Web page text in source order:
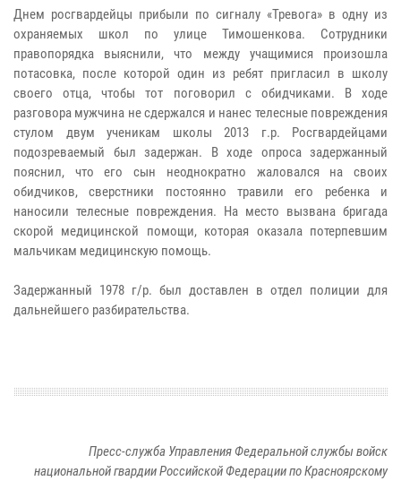
Днем росгвардейцы прибыли по сигналу «Тревога» в одну из
охраняемых школ по улице Тимошенкова. Сотрудники
правопорядка выяснили, что между учащимися произошла
потасовка, после которой один из ребят пригласил в школу
своего отца, чтобы тот поговорил с обидчиками. В ходе
разговора мужчина не сдержался и нанес телесные повреждения
стулом двум ученикам школы 2013 г.р. Росгвардейцами
подозреваемый был задержан. В ходе опроса задержанный
пояснил, что его сын неоднократно жаловался на своих
обидчиков, сверстники постоянно травили его ребенка и
наносили телесные повреждения. На место вызвана бригада
скорой медицинской помощи, которая оказала потерпевшим
мальчикам медицинскую помощь.
Задержанный 1978 г/р. был доставлен в отдел полиции для
дальнейшего разбирательства.
Пресс-служба Управления Федеральной службы войск
национальной гвардии Российской Федерации по Красноярскому